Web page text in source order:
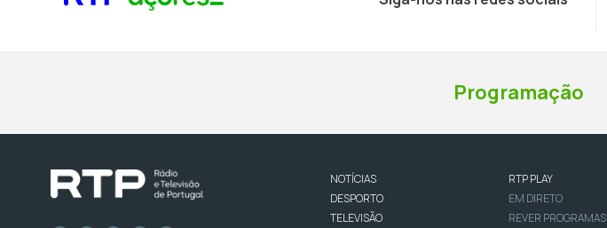
Programação
NOTÍCIAS
DESPORTO
TELEVISÃO
RTP PLAY
EM DIRETO
REVER PROGRAMAS